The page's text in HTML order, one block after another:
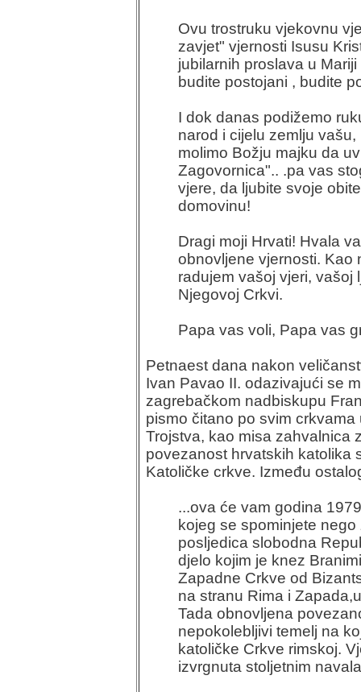
Ovu trostruku vjekovnu
zavjet" vjernosti Isusu
jubilarnih proslava u
budite postojani , budite
I dok danas podižemo
narod i cijelu zemlju
molimo Božju majku da
Zagovornica".. .pa vas
vjere, da ljubite svoje
domovinu!
Dragi moji Hrvati! Hvala
obnovljene vjernosti. Kao
radujem vašoj vjeri, vašoj
Njegovoj Crkvi.
Papa vas voli, Papa vas
Petnaest dana nakon
Ivan Pavao II. odazivajući se
zagrebačkom nadbiskupu
pismo čitano po svim
Trojstva, kao misa zahvalnica
povezanost hrvatskih katolika
Katoličke crkve. Između
...ova će vam godina
kojeg se spominjete
posljedica slobodna
djelo kojim je knez
Zapadne Crkve od
na stranu Rima i
Tada obnovljena
nepokolebljivi temelj na
katoličke Crkve rimskoj.
izvrgnuta stoljetnim